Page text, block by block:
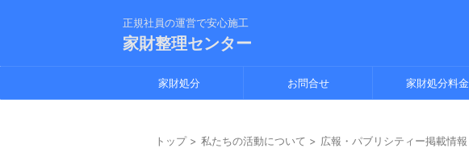
正規社員の運営で安心施工
家財整理センター
家財処分 お問合せ 家財処分料金
トップ > 私たちの活動について > 広報・パブリシティー掲載情報